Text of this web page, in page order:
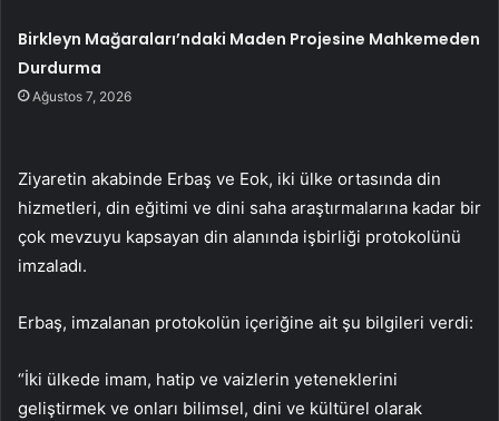
Birkleyn Mağaraları’ndaki Maden Projesine Mahkemeden
Durdurma
Ağustos 7, 2026
Ziyaretin akabinde Erbaş ve Eok, iki ülke ortasında din
hizmetleri, din eğitimi ve dini saha araştırmalarına kadar bir
çok mevzuyu kapsayan din alanında işbirliği protokolünü
imzaladı.
Erbaş, imzalanan protokolün içeriğine ait şu bilgileri verdi:
“İki ülkede imam, hatip ve vaizlerin yeteneklerini
geliştirmek ve onları bilimsel, dini ve kültürel olarak